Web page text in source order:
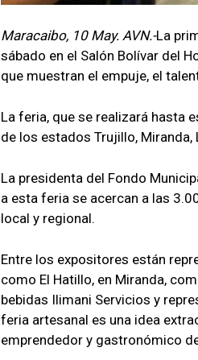
Maracaibo, 10 May. AVN.-La
sábado en el Salón Bolívar del
que muestran el empuje, el
La feria, que se realizará hasta
de los estados Trujillo, Miranda,
La presidenta del Fondo
a esta feria se acercan a las
local y regional.
Entre los expositores están
como El Hatillo, en Miranda,
bebidas Ilimani Servicios y
feria artesanal es una idea
emprendedor y gastronómico